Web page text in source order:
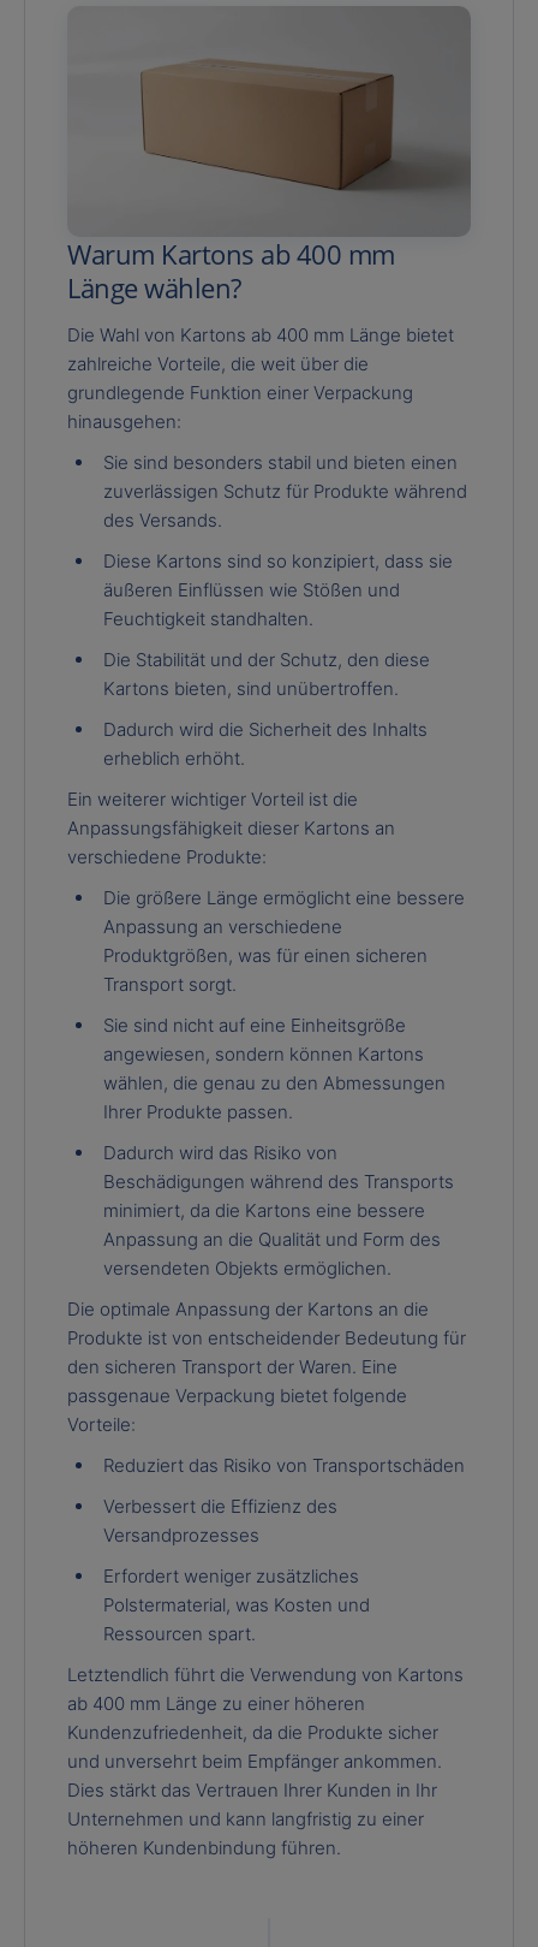
Warum Kartons ab 400 mm
Länge wählen?
Die Wahl von Kartons ab 400 mm Länge bietet
zahlreiche Vorteile, die weit über die
grundlegende Funktion einer Verpackung
hinausgehen:
Sie sind besonders stabil und bieten einen
zuverlässigen Schutz für Produkte während
des Versands.
Diese Kartons sind so konzipiert, dass sie
äußeren Einflüssen wie Stößen und
Feuchtigkeit standhalten.
Die Stabilität und der Schutz, den diese
Kartons bieten, sind unübertroffen.
Dadurch wird die Sicherheit des Inhalts
erheblich erhöht.
Ein weiterer wichtiger Vorteil ist die
Anpassungsfähigkeit dieser Kartons an
verschiedene Produkte:
Die größere Länge ermöglicht eine bessere
Anpassung an verschiedene
Produktgrößen, was für einen sicheren
Transport sorgt.
Sie sind nicht auf eine Einheitsgröße
angewiesen, sondern können Kartons
wählen, die genau zu den Abmessungen
Ihrer Produkte passen.
Dadurch wird das Risiko von
Beschädigungen während des Transports
minimiert, da die Kartons eine bessere
Anpassung an die Qualität und Form des
versendeten Objekts ermöglichen.
Die optimale Anpassung der Kartons an die
Produkte ist von entscheidender Bedeutung für
den sicheren Transport der Waren. Eine
passgenaue Verpackung bietet folgende
Vorteile:
Reduziert das Risiko von Transportschäden
Verbessert die Effizienz des
Versandprozesses
Erfordert weniger zusätzliches
Polstermaterial, was Kosten und
Ressourcen spart.
Letztendlich führt die Verwendung von Kartons
ab 400 mm Länge zu einer höheren
Kundenzufriedenheit, da die Produkte sicher
und unversehrt beim Empfänger ankommen.
Dies stärkt das Vertrauen Ihrer Kunden in Ihr
Unternehmen und kann langfristig zu einer
höheren Kundenbindung führen.